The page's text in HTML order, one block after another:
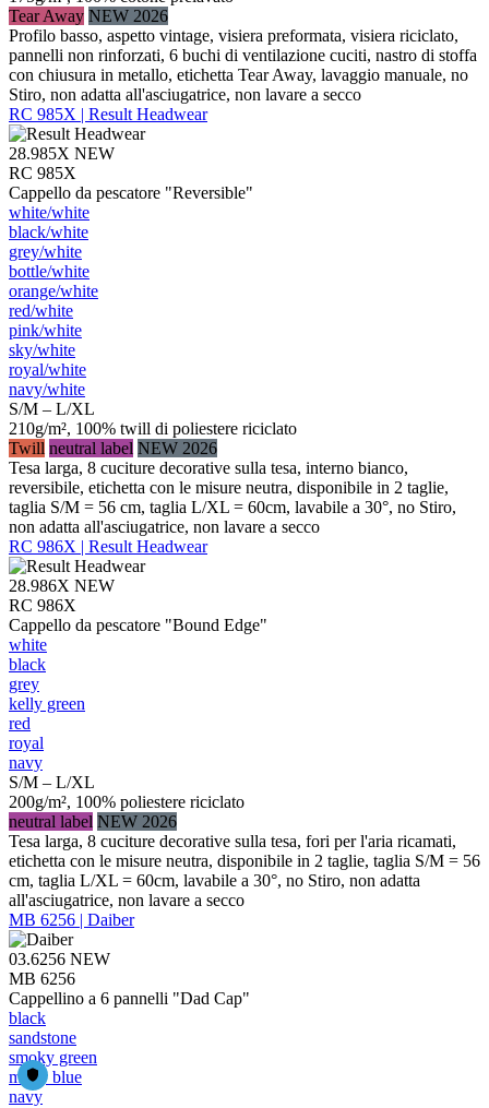
Tear Away NEW 2026
Profilo basso, aspetto vintage, visiera preformata, visiera riciclato,
pannelli non rinforzati, 6 buchi di ventilazione cuciti, nastro di stoffa
con chiusura in metallo, etichetta Tear Away, lavaggio manuale, no
Stiro, non adatta all'asciugatrice, non lavare a secco
RC 985X | Result Headwear
28.985X NEW
RC 985X
Cappello da pescatore "Reversible"
white/​white
black/​white
grey/​white
bottle/​white
orange/​white
red/​white
pink/​white
sky/​white
royal/​white
navy/​white
S/M – L/XL
210g/m², 100% twill di poliestere riciclato
Twill neutral label NEW 2026
Tesa larga, 8 cuciture decorative sulla tesa, interno bianco,
reversibile, etichetta con le misure neutra, disponibile in 2 taglie,
taglia S/M = 56 cm, taglia L/XL = 60cm, lavabile a 30°, no Stiro,
non adatta all'asciugatrice, non lavare a secco
RC 986X | Result Headwear
28.986X NEW
RC 986X
Cappello da pescatore "Bound Edge"
white
black
grey
kelly green
red
royal
navy
S/M – L/XL
200g/m², 100% poliestere riciclato
neutral label NEW 2026
Tesa larga, 8 cuciture decorative sulla tesa, fori per l'aria ricamati,
etichetta con le misure neutra, disponibile in 2 taglie, taglia S/M = 56
cm, taglia L/XL = 60cm, lavabile a 30°, no Stiro, non adatta
all'asciugatrice, non lavare a secco
MB 6256 | Daiber
03.6256 NEW
MB 6256
Cappellino a 6 pannelli "Dad Cap"
black
sandstone
smoky green
milky blue
navy